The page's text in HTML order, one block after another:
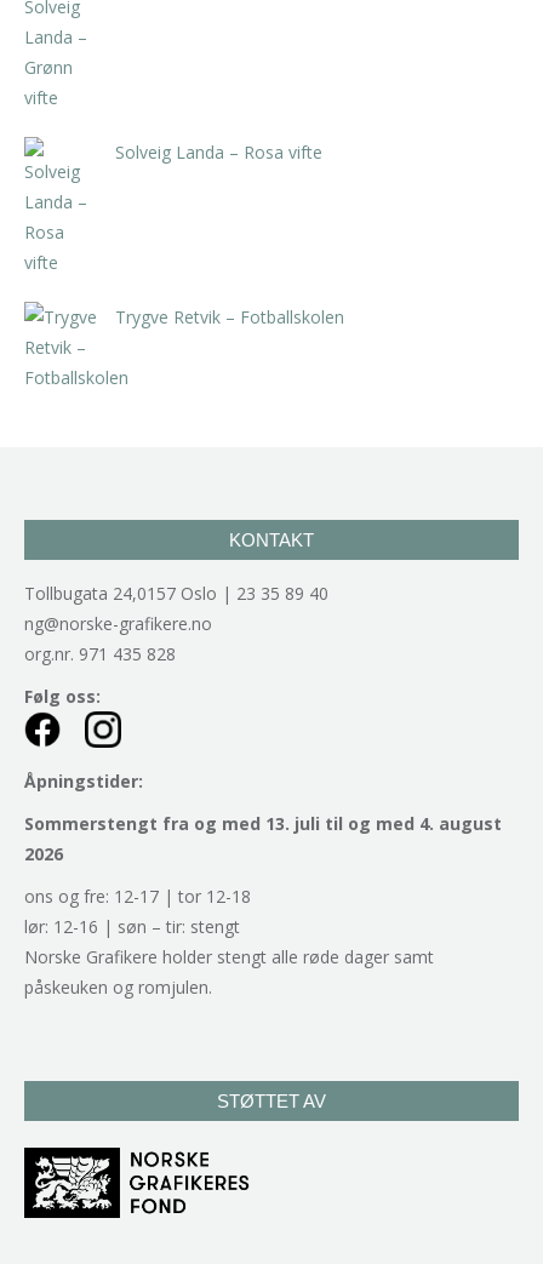
Solveig Landa – Rosa vifte
Trygve Retvik – Fotballskolen
KONTAKT
Tollbugata 24,0157 Oslo | 23 35 89 40
ng@norske-grafikere.no
org.nr. 971 435 828
Følg oss:
Åpningstider:
Sommerstengt fra og med 13. juli til og med 4. august
2026
ons og fre: 12-17 | tor 12-18
lør: 12-16 | søn – tir: stengt
Norske Grafikere holder stengt alle røde dager samt
påskeuken og romjulen.
STØTTET AV